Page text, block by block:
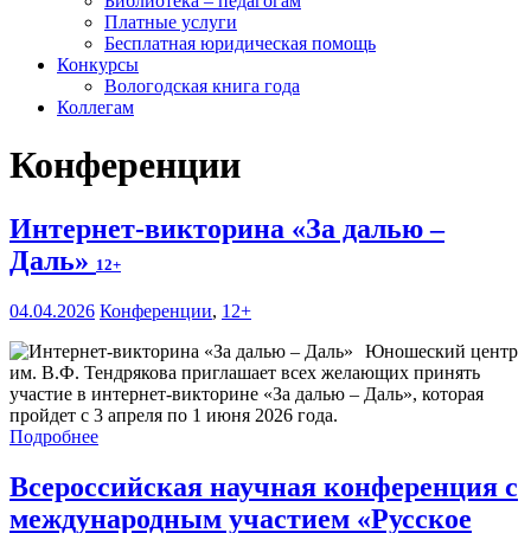
Платные услуги
Бесплатная юридическая помощь
Конкурсы
Вологодская книга года
Коллегам
Конференции
Интернет-викторина «За далью –
Даль» 12+
04.04.2026 Конференции, 12+
Юношеский центр
им. В.Ф. Тендрякова приглашает всех желающих принять
участие в интернет-викторине «За далью – Даль», которая
пройдет с 3 апреля по 1 июня 2026 года.
Подробнее
Всероссийская научная конференция с
международным участием «Русское